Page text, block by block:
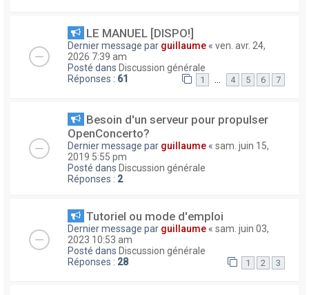
LE MANUEL [DISPO!]
Dernier message par guillaume « ven. avr. 24,
2026 7:39 am
Posté dans Discussion générale
Réponses : 61 1 … 4 5 6 7
Besoin d'un serveur pour propulser
OpenConcerto?
Dernier message par guillaume « sam. juin 15,
2019 5:55 pm
Posté dans Discussion générale
Réponses : 2
Tutoriel ou mode d'emploi
Dernier message par guillaume « sam. juin 03,
2023 10:53 am
Posté dans Discussion générale
Réponses : 28 1 2 3